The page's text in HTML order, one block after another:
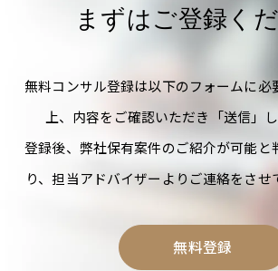
まずはご登録く
無料コンサル登録は以下のフォームに必
上、内容をご確認いただき「送信」
登録後、弊社保有案件のご紹介が可能と
り、担当アドバイザーよりご連絡をさせ
無料登録